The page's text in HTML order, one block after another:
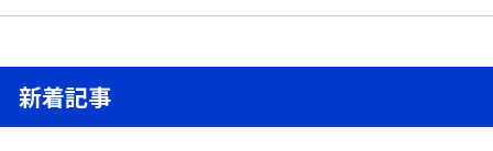
新着記事